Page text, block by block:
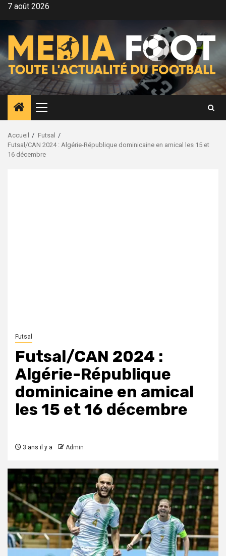
Aller7 août 2026
Menu
principal
Accueil
Futsal
Futsal/CAN 2024 : Algérie-République dominicaine en amical les 15 et
16 décembre
Futsal
Futsal/CAN 2024 :
Algérie-République
dominicaine en amical
les 15 et 16 décembre
3 ans il y a Admin